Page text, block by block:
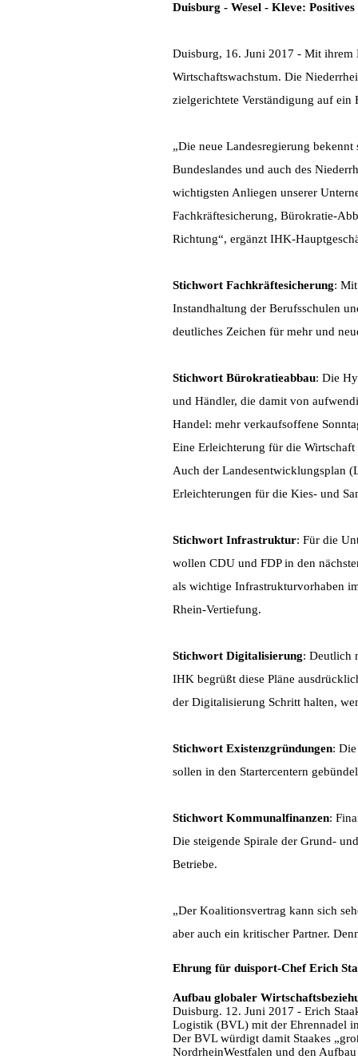
Duisburg - Wesel - Kleve:
Duisburg, 16. Juni 2017 - Mit ihrem
Wirtschaftswachstum. Die
zielgerichtete Verständigung auf
„Die neue Landesregierung
Bundeslandes und auch des
wichtigsten Anliegen unserer
Fachkräftesicherung, Bürokratie-
Richtung“, ergänzt IHK-
Stichwort Fachkräftesicherung:
Instandhaltung der Berufsschulen
deutliches Zeichen für mehr und
Stichwort Bürokratieabbau: Die
und Händler, die damit von
Handel: mehr verkaufsoffene
Eine Erleichterung für die
Auch der Landesentwicklungsplan
Erleichterungen für die Kies- und
Stichwort Infrastruktur: Für die
wollen CDU und FDP in den
als wichtige Infrastrukturvorhaben
Rhein-Vertiefung.
Stichwort Digitalisierung: Deutlich
IHK begrüßt diese Pläne
der Digitalisierung Schritt halten,
Stichwort Existenzgründungen:
sollen in den Startercentern
Stichwort Kommunalfinanzen:
Die steigende Spirale der Grund-
Betriebe.
„Der Koalitionsvertrag kann sich
aber auch ein kritischer Partner.
Ehrung für duisport-Chef Erich
Aufbau globaler
Duisburg. 12. Juni 2017 - Erich
Logistik (BVL) mit der Ehrennadel
Der BVL würdigt damit Staakes
NordrheinWestfalen und den